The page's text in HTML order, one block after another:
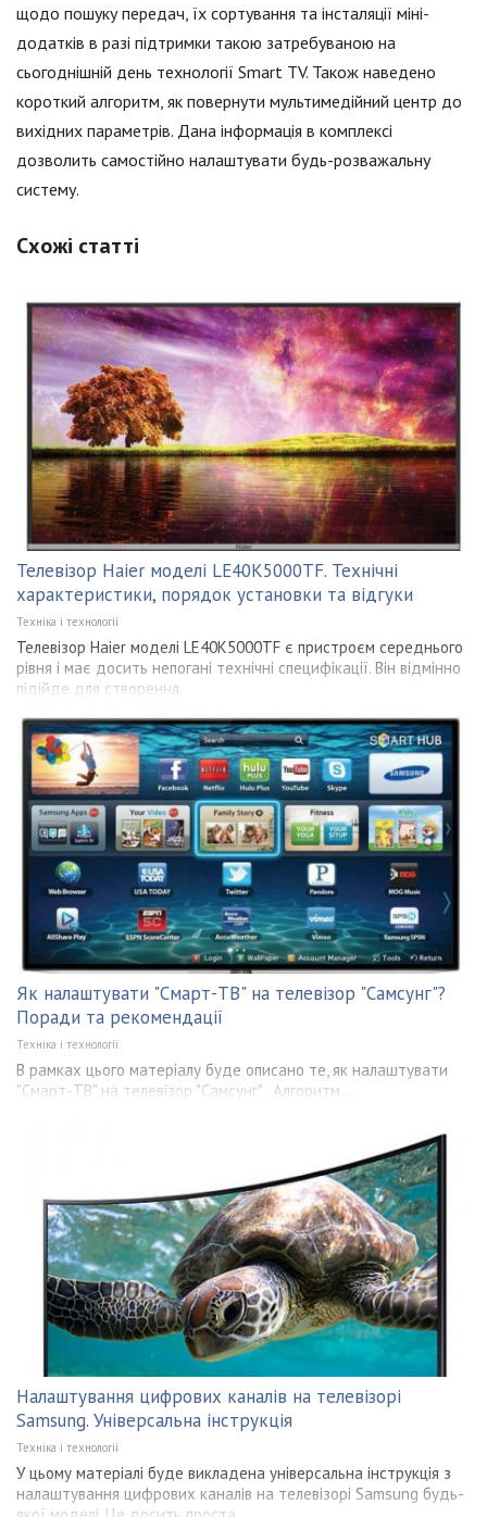
щодо пошуку передач, їх сортування та інсталяції міні-
додатків в разі підтримки такою затребуваною на
сьогоднішній день технології Smart TV. Також наведено
короткий алгоритм, як повернути мультимедійний центр до
вихідних параметрів. Дана інформація в комплексі
дозволить самостійно налаштувати будь-розважальну
систему.
Схожі статті
Телевізор Haier моделі LE40K5000TF. Технічні
характеристики, порядок установки та відгуки
Техніка і технології
Телевізор Haier моделі LE40K5000TF є пристроєм середнього
рівня і має досить непогані технічні специфікації. Він відмінно
підійде для створення
Як налаштувати "Смарт-ТВ" на телевізор "Самсунг"?
Поради та рекомендації
Техніка і технології
В рамках цього матеріалу буде описано те, як налаштувати
"Смарт-ТВ" на телевізор "Самсунг" . Алгоритм ...
Налаштування цифрових каналів на телевізорі
Samsung. Універсальна інструкція
Техніка і технології
У цьому матеріалі буде викладена універсальна інструкція з
налаштування цифрових каналів на телевізорі Samsung будь-